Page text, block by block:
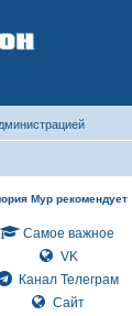
Мур рекомендует
Самое важное
VK
Канал Телеграм
Сайт